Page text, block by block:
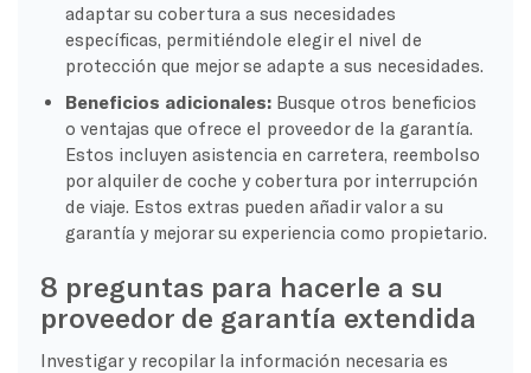
adaptar su cobertura a sus necesidades
específicas, permitiéndole elegir el nivel de
protección que mejor se adapte a sus necesidades.
Beneficios adicionales: Busque otros beneficios
o ventajas que ofrece el proveedor de la garantía.
Estos incluyen asistencia en carretera, reembolso
por alquiler de coche y cobertura por interrupción
de viaje. Estos extras pueden añadir valor a su
garantía y mejorar su experiencia como propietario.
8 preguntas para hacerle a su
proveedor de garantía extendida
Investigar y recopilar la información necesaria es